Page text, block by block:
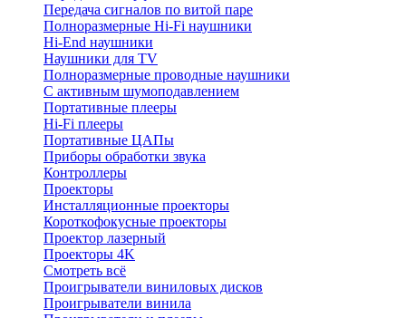
Передача сигналов по витой паре
Полноразмерные Hi-Fi наушники
Hi-End наушники
Наушники для TV
Полноразмерные проводные наушники
С активным шумоподавлением
Портативные плееры
Hi-Fi плееры
Портативные ЦАПы
Приборы обработки звука
Контроллеры
Проекторы
Инсталляционные проекторы
Короткофокусные проекторы
Проектор лазерный
Проекторы 4K
Смотреть всё
Проигрыватели виниловых дисков
Проигрыватели винила